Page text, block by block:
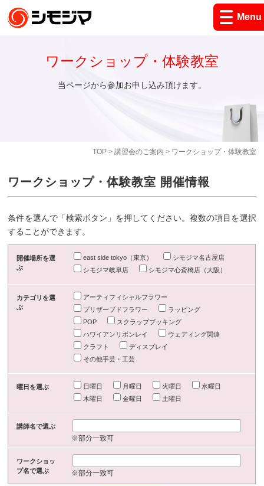
Menu
TOP> 講習会のご案内 > ワークショップ・体験教室
ワークショップ・体験教室
当ページから参加お申し込み頂けます。
ワークショップ・体験教室 開催情報
条件を選んで「検索ボタン」を押してください。複数の項目を選択
することができます。
開催場所を選
ぶ
east side tokyo（東京）
シモジマ名古屋店
シモジマ岐阜店
シモジマ心斎橋店（大阪）
カテゴリを選
ぶ
アーティフィシャルフラワー
プリザーブドフラワー
ラッピング
POP
スクラップブッキング
ハワイアンリボンレイ
ウェディング関連
クラフト
ディスプレイ
その他手芸・工芸
曜日を選ぶ 日曜日 月曜日 火曜日
水曜日
木曜日
金曜日 土曜日
講師名で選ぶ
※部分一致可
ワークショッ
プ名で選ぶ
※部分一致可